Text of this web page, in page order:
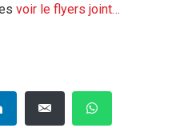
voir le flyers joint…